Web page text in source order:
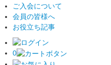
ご入会について
会員の皆様へ
お役立ち記事
0